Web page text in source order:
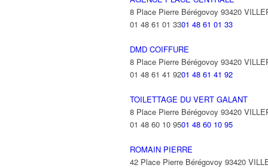
8 Place Pierre Bérégovoy 93420
01 48 61 01 3301 48 61 01 33
DMD COIFFURE
8 Place Pierre Bérégovoy 93420
01 48 61 41 9201 48 61 41 92
TOILETTAGE DU VERT GALANT
8 Place Pierre Bérégovoy 93420
01 48 60 10 9501 48 60 10 95
ROMAIN PIERRE
42 Place Pierre Bérégovoy 93420